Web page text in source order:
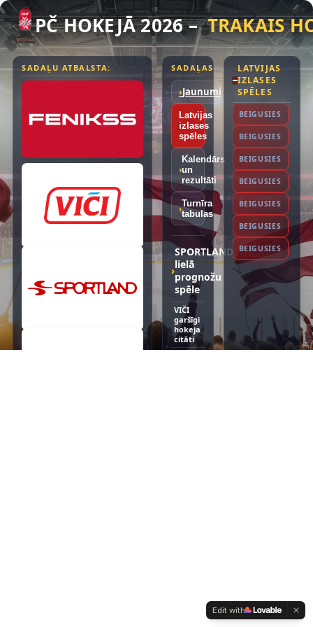
PČ HOKEJĀ 2026–TRAKAIS
SADAĻU ATBALSTA: SADAĻAS
›Jaunumi
Latvijas
izlases
spēles
›
Kalendārs
un
rezultāti
›Turnīra
tabulas
›
SPORTLAND
lielā
prognožu
spēle
VIČI
garšīgi
hokeja
citāti
LATVIJAS
IZLASES
SPĒLES
BEIGUSIES
BEIGUSIES
BEIGUSIES
BEIGUSIES
BEIGUSIES
BEIGUSIES
BEIGUSIES
Edit with